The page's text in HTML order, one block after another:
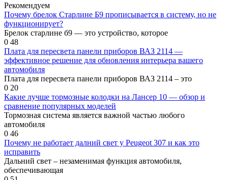
Рекомендуем
Почему брелок Старлине Б9 прописывается в систему, но не
функционирует?
Брелок старлине б9 — это устройство, которое
0 48
Плата для пересвета панели приборов ВАЗ 2114 —
эффективное решение для обновления интерьера вашего
автомобиля
Плата для пересвета панели приборов ВАЗ 2114 – это
0 20
Какие лучше тормозные колодки на Лансер 10 — обзор и
сравнение популярных моделей
Тормозная система является важной частью любого
автомобиля
0 46
Почему не работает далний свет у Peugeot 307 и как это
исправить
Дальний свет – незаменимая функция автомобиля,
обеспечивающая